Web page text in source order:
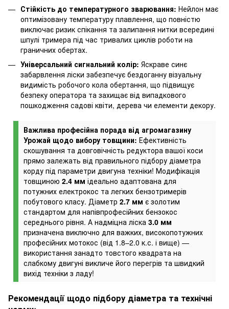
Стійкість до температурного зварювання: Нейлон має
оптимізовану температуру плавлення, що повністю
виключає ризик спікання та залипання нитки всередині
шпулі тримера під час тривалих циклів роботи на
граничних обертах.
Універсальний сигнальний колір: Яскраве синє
забарвлення ліски забезпечує бездоганну візуальну
видимість робочого кола обертання, що підвищує
безпеку оператора та захищає від випадкового
пошкодження садові квіти, дерева чи елементи декору.
Важлива професійна порада від агромагазину
Урожай щодо вибору товщини: Ефективність
скошування та довговічність редуктора вашої коси
прямо залежать від правильного підбору діаметра
корду під параметри двигуна техніки! Модифікація
товщиною 2.4 мм ідеально адаптована для
потужних електрокос та легких бензотримерів
побутового класу. Діаметр 2.7 мм є золотим
стандартом для напівпрофесійних бензокос
середнього рівня. А надміцна ліска 3.0 мм
призначена виключно для важких, високопотужних
професійних мотокос (від 1.8–2.0 к.с. і вище) —
використання занадто товстого квадрата на
слабкому двигуні викличе його перегрів та швидкий
вихід техніки з ладу!
Рекомендації щодо підбору діаметра та технічні